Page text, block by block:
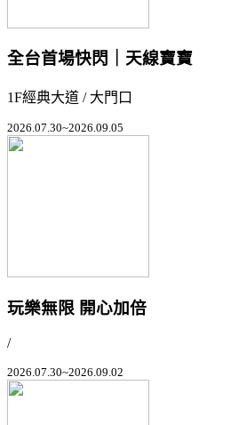
全台首場快閃｜天線寶寶
1F經典大道 / 大門口
2026.07.30~2026.09.05
玩樂無限 開心加倍
/
2026.07.30~2026.09.02